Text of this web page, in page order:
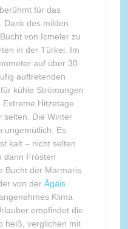
für das
Dank des milden
von Icmeler zu
in der Türkei. Im
auf über 30
auftretenden
kühle Strömungen
Extreme Hitzetage
selten. Die Winter
ungemütlich. Es
kalt – nicht selten
dann Frösten
Bucht der Marmaris.
von der Ägäis
Klima
empfindet die
heiß, verglichen mit